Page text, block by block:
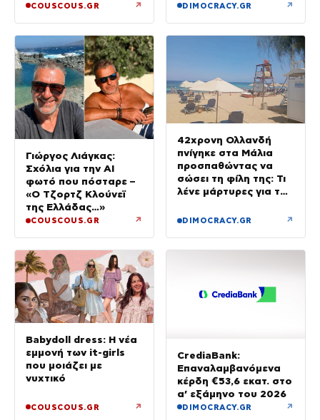
του»
COUSCOUS.GR ↗
αποχωριστώ»
DIMOCRACY.GR ↗
Γιώργος Λιάγκας:
Σχόλια για την ΑΙ
φωτό που πόσταρε –
«Ο Τζορτζ Κλούνεϊ
της Ελλάδας…»
COUSCOUS.GR ↗
42χρονη Ολλανδή
πνίγηκε στα Μάλια
προσπαθώντας να
σώσει τη φίλη της: Τι
λένε μάρτυρες για τον
DIMOCRACY.GR ↗
Babydoll dress: Η νέα
εμμονή των it-girls
που μοιάζει με
νυχτικό
COUSCOUS.GR ↗
CrediaBank:
Επαναλαμβανόμενα
κέρδη €53,6 εκατ. στο
α’ εξάμηνο του 2026
DIMOCRACY.GR ↗